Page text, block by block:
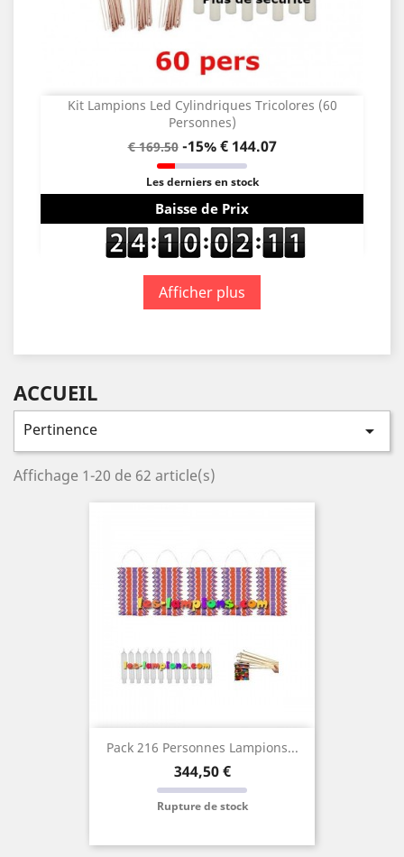
Kit Lampions Led Cylindriques Tricolores (60
Personnes)
€ 169.50 -15% € 144.07
Les derniers en stock
Baisse de Prix
Afficher plus
ACCUEIL
Pertinence 
Affichage 1-20 de 62 article(s)
Pack 216 Personnes Lampions...
Prix
344,50 €
Rupture de stock